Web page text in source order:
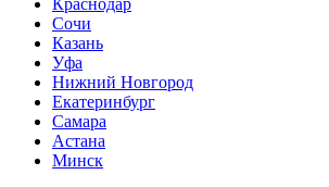
Краснодар
Сочи
Казань
Уфа
Нижний Новгород
Екатеринбург
Самара
Астана
Минск